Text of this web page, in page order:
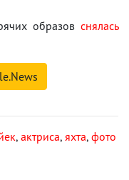
образов снялась
, актриса, яхта, фото